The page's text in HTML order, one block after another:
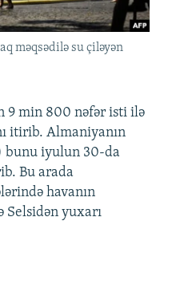
məqsədilə su çiləyən
9 min 800 nəfər isti ilə
itirib. Almaniyanın
bunu iyulun 30-da
Bu arada
havanın
yuxarı